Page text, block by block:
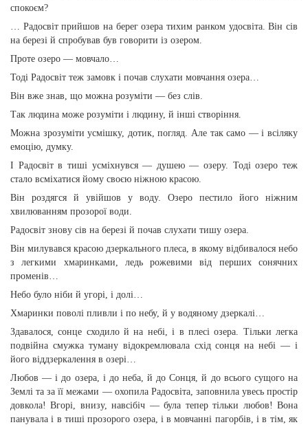
спокоєм?
… Радосвіт прийшов на берег озера тихим ранком удосвіта. Він сів
на березі й спробував був говорити із озером.
Проте озеро — мовчало…
Тоді Радосвіт теж замовк і почав слухати мовчання озера…
Він вже знав, що можна розуміти — без слів.
Так людина може розуміти і людину, й інші створіння.
Можна зрозуміти усмішку, дотик, погляд. Але так само — і всіляку
емоцію, думку.
І Радосвіт в тиші усміхнувся — душею — озеру. Тоді озеро теж
стало всміхатися йому своєю ніжною красою.
Він роздягся й увійшов у воду. Озеро пестило його ніжним
хвилюванням прозорої води.
Радосвіт знову сів на березі й почав слухати тишу озера.
Він милувався красою дзеркального плеса, в якому відбивалося небо
з легкими хмаринками, ледь рожевими від перших сонячних
променів…
Небо було ніби й угорі, і долі…
Хмаринки поволі пливли і по небу, й у водяному дзеркалі…
Здавалося, сонце сходило й на небі, і в плесі озера. Тільки легка
подвійна смужка туману відокремлювала схід сонця на небі — і
його віддзеркалення в озері…
Любов — і до озера, і до неба, й до Сонця, й до всього сущого на
Землі та за її межами — охопила Радосвіта, заповнила увесь простір
довкола! Вгорі, внизу, навсібіч — була тепер тільки любов! Вона
панувала і в тиші прозорого озера, і в мовчанні пагорбів, і в тім, як